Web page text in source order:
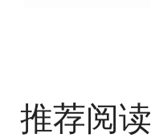
推荐阅读